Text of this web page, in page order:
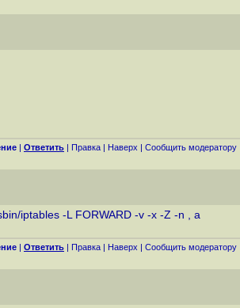
| Ответить | Правка | Наверх | Cообщить модератору
iptables -L FORWARD -v -x -Z -n , а
| Ответить | Правка | Наверх | Cообщить модератору